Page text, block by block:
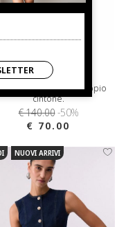
LIU JO
palazzo con doppio
cintone.
€ 140.00-50%
€ 70.00
NUOVI ARRIVI